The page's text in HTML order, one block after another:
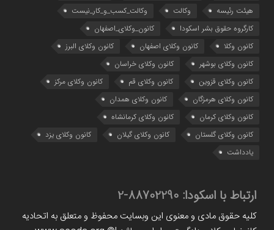
هیئت رئیسه
وکالت
وکالت_کسب_و_کار_نیست
کارگروه حقوق بشر اسکودا
کانون_وکلای_اصفهان
کانون وکلا
کانون وکلای اصفهان
کانون وکلای البرز
کانون وکلای بوشهر
کانون وکلای خراسان
کانون وکلای قزوین
کانون وکلای قم
کانون وکلای مرکز
کانون وکلای هرمزگان
کانون وکلای همدان
کانون وکلای کرمان
کانون وکلای کرمانشاه
کانون وکلای گلستان
کانون وکلای گیلان
کانون وکلای یزد
یادداشت
ارتباط با اسکودا: 88702290-2
کلیه حقوق مادی و معنوی این وبسایت محفوظ و متعلق به اتحادیه